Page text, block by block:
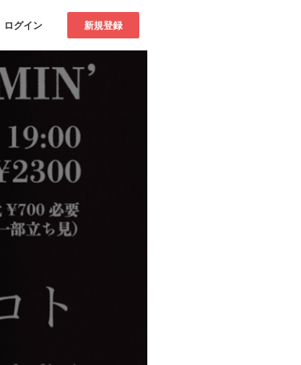
ログイン 新規登録